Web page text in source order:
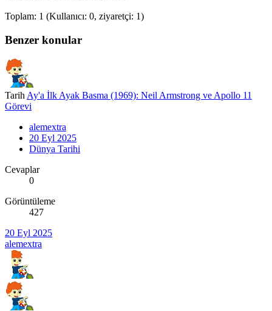
Toplam: 1 (Kullanıcı: 0, ziyaretçi: 1)
Benzer konular
Tarih Ay'a İlk Ayak Basma (1969): Neil Armstrong ve Apollo 11
Görevi
alemextra
20 Eyl 2025
Dünya Tarihi
Cevaplar
0
Görüntüleme
427
20 Eyl 2025
alemextra